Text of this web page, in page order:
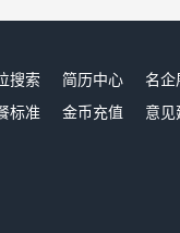
搜索 简历中心 名企
标准
金币充值 意见